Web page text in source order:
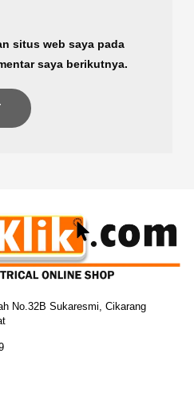
situs web saya pada
saya berikutnya.
No.32B Sukaresmi, Cikarang